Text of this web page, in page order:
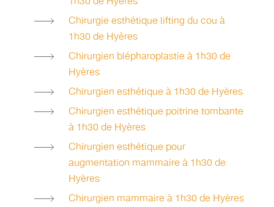
Chirurgie esthétique lifting du cou à
1h30 de Hyères
Chirurgien blépharoplastie à 1h30 de
Hyères
Chirurgien esthétique à 1h30 de Hyères
Chirurgien esthétique poitrine tombante
à 1h30 de Hyères
Chirurgien esthétique pour
augmentation mammaire à 1h30 de
Hyères
Chirurgien mammaire à 1h30 de Hyères